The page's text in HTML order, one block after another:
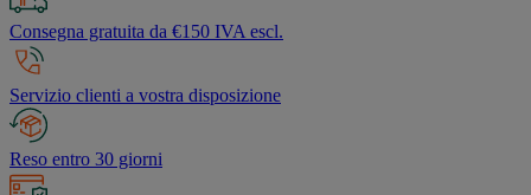
Consegna gratuita da €150 IVA escl.
Servizio clienti a vostra disposizione
Reso entro 30 giorni